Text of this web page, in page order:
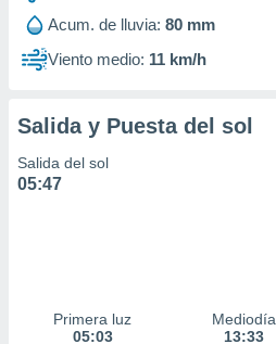
1199Acum. de lluvia: 80 mm
Viento medio: 11 km/h
Salida y Puesta del sol
Salida del sol
05:47
Primera luz
05:03
Mediodía
13:33